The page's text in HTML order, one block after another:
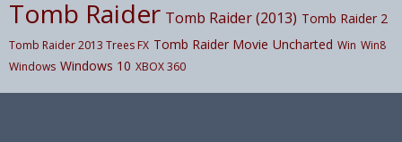
Tomb Raider Tomb Raider (2013) Tomb Raider 2
Tomb Raider 2013 Trees FX Tomb Raider Movie Uncharted Win Win8
Windows Windows 10 XBOX 360